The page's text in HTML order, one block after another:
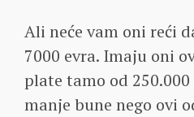
Ali neće vam oni reći
7000 evra. Imaju oni
plate tamo od
manje bune nego ovi